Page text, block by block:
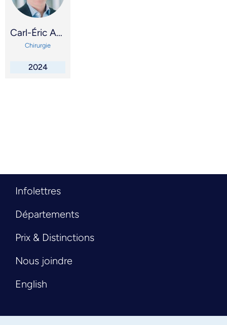
Carl-Éric Aubin
Chirurgie
2024
Infolettres
Départements
Prix & Distinctions
Nous joindre
English